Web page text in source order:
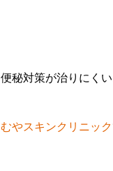
便秘対策が治りにく
むやスキンクリニック